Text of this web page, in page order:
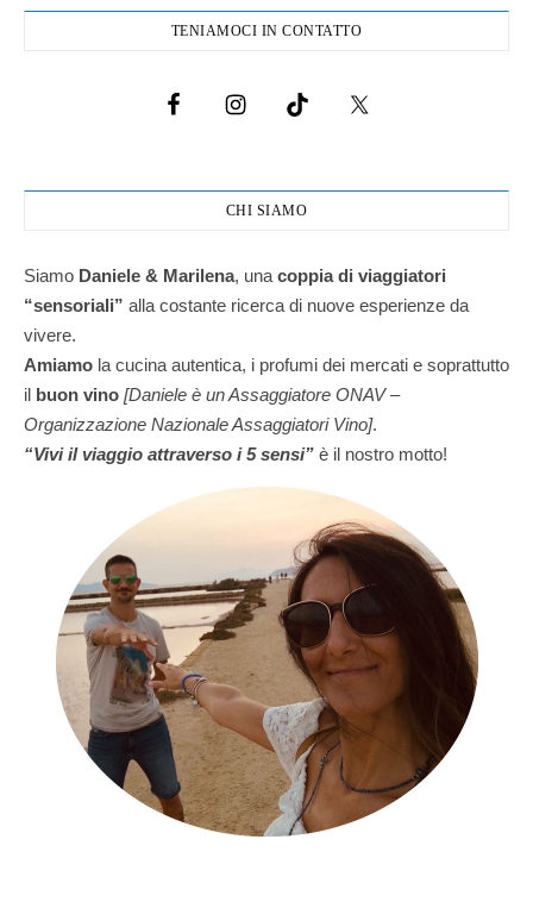
TENIAMOCI IN CONTATTO
CHI SIAMO
Siamo Daniele & Marilena, una coppia di viaggiatori
“sensoriali” alla costante ricerca di nuove esperienze da
vivere.
Amiamo la cucina autentica, i profumi dei mercati e soprattutto
il buon vino [Daniele è un Assaggiatore ONAV –
Organizzazione Nazionale Assaggiatori Vino].
“Vivi il viaggio attraverso i 5 sensi” è il nostro motto!